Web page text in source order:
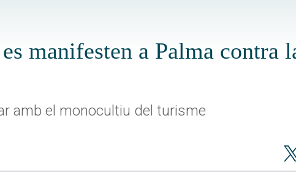
manifesten a Palma contra
amb el monocultiu del turisme